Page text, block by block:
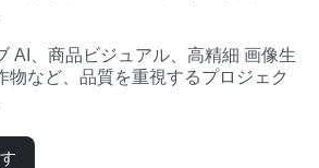
AI、商品ビジュアル、高精細 画像生
物など、品質を重視するプロジェク